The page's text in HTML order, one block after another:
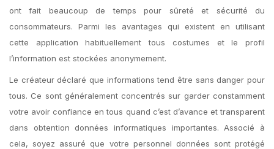
ont fait beaucoup de temps pour sûreté et sécurité du
consommateurs. Parmi les avantages qui existent en utilisant
cette application habituellement tous costumes et le profil
l’information est stockées anonymement.
Le créateur déclaré que informations tend être sans danger pour
tous. Ce sont généralement concentrés sur garder constamment
votre avoir confiance en tous quand c’est d’avance et transparent
dans obtention données informatiques importantes. Associé à
cela, soyez assuré que votre personnel données sont protégé